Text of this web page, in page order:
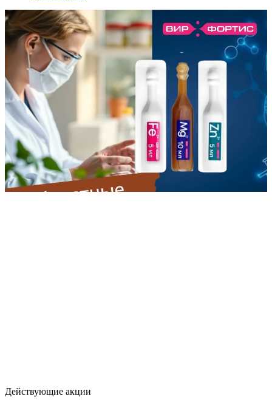
Действующие акции